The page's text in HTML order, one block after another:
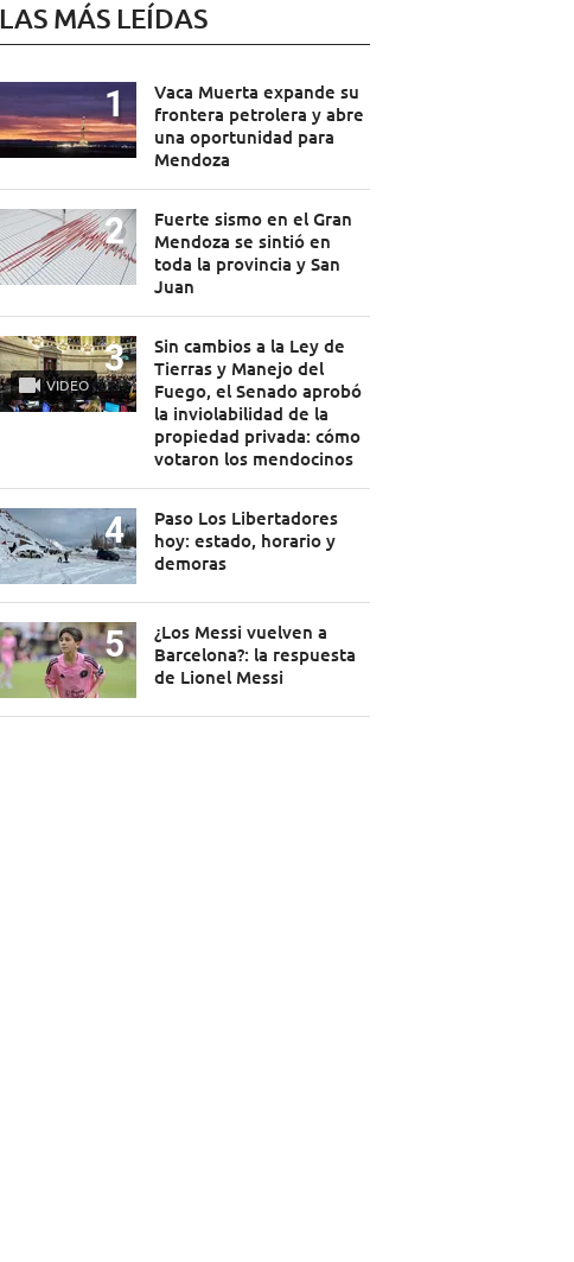
LAS MÁS LEÍDAS
Vaca Muerta expande su
frontera petrolera y abre
una oportunidad para
Mendoza
Fuerte sismo en el Gran
Mendoza se sintió en
toda la provincia y San
Juan
VIDEO
Sin cambios a la Ley de
Tierras y Manejo del
Fuego, el Senado aprobó
la inviolabilidad de la
propiedad privada: cómo
votaron los mendocinos
Paso Los Libertadores
hoy: estado, horario y
demoras
¿Los Messi vuelven a
Barcelona?: la respuesta
de Lionel Messi